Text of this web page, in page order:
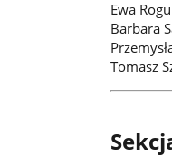
Ewa
Barbara
Tomasz